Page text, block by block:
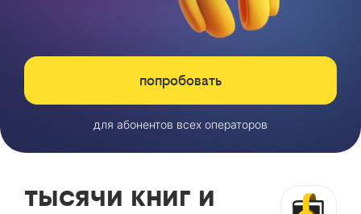
попробовать
для абонентов всех операторов
тысячи книг и